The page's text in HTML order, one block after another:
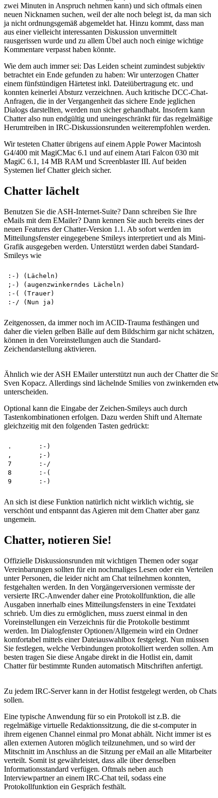
zwei Minuten in Anspruch nehmen kann) und sich oftmals einen
neuen Nicknamen suchen, weil der alte noch belegt ist, da man sich
ja nicht ordnungsgemäß abgemeldet hat. Hinzu kommt, dass man
aus einer vielleicht interessanten Diskussion unvermittelt
rausgerissen wurde und zu allem Übel auch noch einige wichtige
Kommentare verpasst haben könnte.
Wie dem auch immer sei: Das Leiden scheint zumindest subjektiv
betrachtet ein Ende gefunden zu haben: Wir unterzogen Chatter
einem fünfstündigen Härtetest inkl. Dateiübertragung etc. und
konnten keinerlei Absturz verzeichnen. Auch kritische DCC-Chat-
Anfragen, die in der Vergangenheit das sichere Ende jeglichen
Dialogs darstellten, werden nun sicher gehandhabt. Insofern kann
Chatter also nun endgültig und uneingeschränkt für das regelmäßige
Herumtreiben in IRC-Diskussionsrunden weiterempfohlen werden.
Wir testeten Chatter übrigens auf einem Apple Power Macintosh
G4/400 mit MagiCMac 6.1 und auf einem Atari Falcon 030 mit
MagiC 6.1, 14 MB RAM und Screenblaster III. Auf beiden
Systemen lief Chatter gleich sicher.
Chatter lächelt
Benutzen Sie die ASH-Internet-Suite? Dann schreiben Sie Ihre
eMails mit dem EMailer? Dann kennen Sie auch bereits eines der
neuen Features der Chatter-Version 1.1. Ab sofort werden im
Mitteilungsfenster eingegebene Smileys interpretiert und als Mini-
Grafik ausgegeben werden. Unterstützt werden dabei Standard-
Smileys wie
:-) (Lächeln)
;-) (augenzwinkerndes Lächeln)
:-( (Trauer)
Zeitgenossen, da immer noch im ACID-Trauma festhängen und
daher die vielen gelben Bälle auf dem Bildschirm gar nicht schätzen,
können in den Voreinstellungen auch die Standard-
Zeichendarstellung aktivieren.
Ähnlich wie der ASH EMailer unterstützt nun auch der Chatter die
Sven Kopacz. Allerdings sind lächelnde Smilies von zwinkernden
unterscheiden.
Optional kann die Eingabe der Zeichen-Smileys auch durch
Tastenkombinationen erfolgen. Dazu werden Shift und Alternate
gleichzeitig mit den folgenden Tasten gedrückt:
.	:-)
,	;-)
7	:-/
8	:-(
An sich ist diese Funktion natürlich nicht wirklich wichtig, sie
verschönt und entspannt das Agieren mit dem Chatter aber ganz
ungemein.
Chatter, notieren Sie!
Offizielle Diskussionsrunden mit wichtigen Themen oder sogar
Vereinbarungen sollten für ein nochmaliges Lesen oder ein Verteilen
unter Personen, die leider nicht am Chat teilnehmen konnten,
festgehalten werden. In den Vorgängerversionen vermisste der
versierte IRC-Anwender daher eine Protokollfunktion, die alle
Ausgaben innerhalb eines Mitteilungsfensters in eine Textdatei
schrieb. Um dies zu ermöglichen, muss zuerst einmal in den
Voreinstellungen ein Verzeichnis für die Protokolle bestimmt
werden. Im Dialogfenster Optionen/Allgemein wird ein Ordner
komfortabel mittels einer Dateiauswahlbox festgelegt. Nun müssen
Sie festlegen, welche Verbindungen protokolliert werden sollen. Am
besten tragen Sie diese Angabe direkt in die Hotlist ein, damit
Chatter für bestimmte Runden automatisch Mitschriften anfertigt.
Zu jedem IRC-Server kann in der Hotlist festgelegt werden, ob
sollen.
Eine typische Anwendung für so ein Protokoll ist z.B. die
regelmäßige virtuelle Redaktionssitzung, die die st-computer in
ihrem eigenen Channel einmal pro Monat abhält. Nicht immer ist es
allen externen Autoren möglich teilzunehmen, und so wird der
Mitschnitt im Anschluss an die Sitzung per eMail an alle Mitarbeiter
verteilt. Somit ist gewährleistet, dass alle über denselben
Informationsstandard verfügen. Oftmals neben auch
Interviewpartner an einem IRC-Chat teil, sodass eine
Protokollfunktion ein Gespräch festhält.